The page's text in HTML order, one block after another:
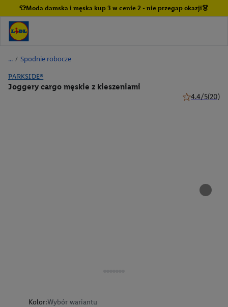
👕Moda damska i męska kup 3 w cenie 2 - nie przegap okazji👗
/ Spodnie robocze
PARKSIDE®
Joggery cargo męskie z kieszeniami
4.4/5(20)
Kolor:Wybór wariantu